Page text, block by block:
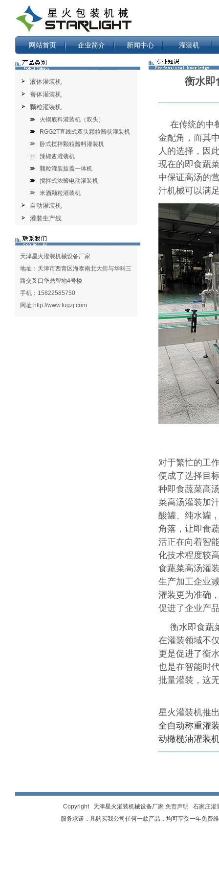
网站首页 企业简介 新闻中心 灌装机
液体灌装机
膏体灌装机
颗粒灌装机
火锅底料灌装机（双头）
RGG2T直线式双头颗粒酱状灌装机
卧式搅拌颗粒酱料灌装机
辣椒酱灌装机
颗粒灌装旋盖一体机
搅拌式浓酱电动灌装机
米酒颗粒灌装机
自动灌装机
灌装生产线
天津星火灌装机械设备厂家
地址：天津市西青区海泰南北大街与华科三
路交叉口华鼎智地4号楼
手机：15822585750
网址:http://www.fugzj.com
衡水即
在传统的中
金配角，而其
人的选择，因
现在的即食蔬
中保证高汤的
汁机械可以满
对于繁忙的工
便成了选择目
种即食蔬菜高
菜高汤灌装加
酸罐、纯水罐
角落，让即食
活正在向着智
化技术程度较
食蔬菜高汤灌
生产加工企业
灌装更为准确
促进了企业产
衡水即食蔬
在灌装领域不
更是促进了衡
也是在智能时
批量灌装，这
星火灌装机推
全自动称重灌
动橄榄油灌装
Copyright 天津星火灌装机械设备厂家 免责声明 石家庄灌
服务承诺：凡购买我公司任何一款产品，均可享受一年免